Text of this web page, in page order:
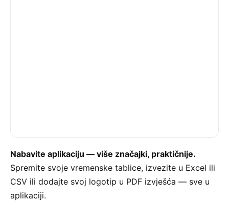
Nabavite aplikaciju — više značajki, praktičnije.
Spremite svoje vremenske tablice, izvezite u Excel ili
CSV ili dodajte svoj logotip u PDF izvješća — sve u
aplikaciji.